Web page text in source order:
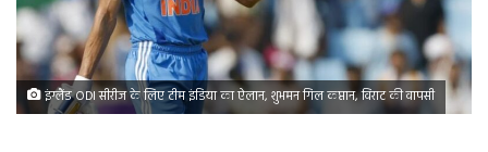
इंग्लैंड ODI सीरीज के लिए टीम इंडिया का ऐलान, शुभमन गिल कप्तान, विराट की वापसी